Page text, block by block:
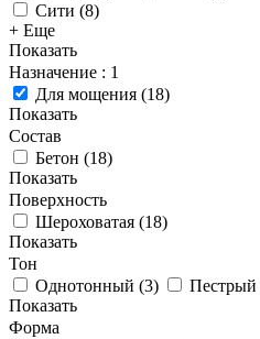
Сити (8)
+ Еще
Показать
Назначение : 1
Для мощения (18)
Показать
Состав
Бетон (18)
Показать
Поверхность
Шероховатая (18)
Показать
Тон
Однотонный (3) Пестрый
Показать
Форма